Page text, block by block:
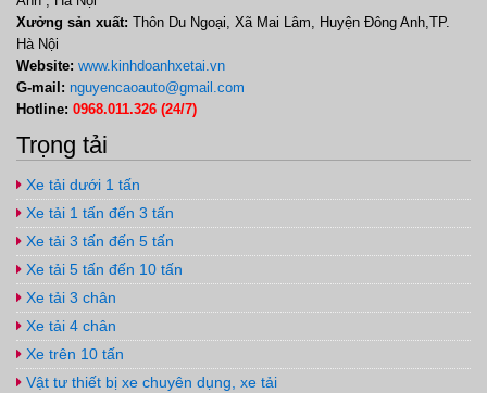
Xưởng sản xuất: Thôn Du Ngoại, Xã Mai Lâm, Huyện Đông Anh,TP.
Hà Nội
Website: www.kinhdoanhxetai.vn
G-mail: nguyencaoauto@gmail.com
Hotline: 0968.011.326 (24/7)
Trọng tải
Xe tải dưới 1 tấn
Xe tải 1 tấn đến 3 tấn
Xe tải 3 tấn đến 5 tấn
Xe tải 5 tấn đến 10 tấn
Xe tải 3 chân
Xe tải 4 chân
Xe trên 10 tấn
Vật tư thiết bị xe chuyên dụng, xe tải